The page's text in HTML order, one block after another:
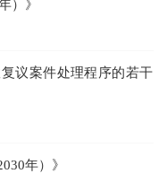
）》
议案件处理程序的若干
年）》